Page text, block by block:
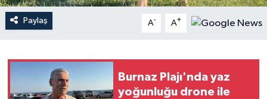
Paylaş A- A+
Burnaz Plajı'nda yaz
yoğunluğu drone ile
Sürmanşet
Yaşam